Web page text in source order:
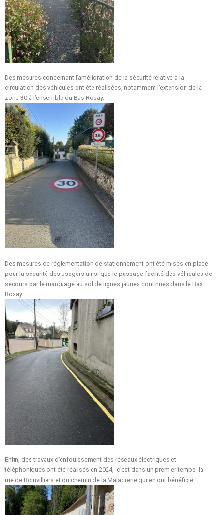
Des mesures concernant l’amélioration de la sécurité relative à la
circulation des véhicules ont été réalisées, notamment l’extension de la
zone 30 à l’ensemble du Bas Rosay.
Des mesures de réglementation de stationnement ont été mises en place
pour la sécurité des usagers ainsi que le passage facilité des véhicules de
secours par le marquage au sol de lignes jaunes continues dans le Bas
Rosay.
Enfin, des travaux d’enfouissement des réseaux électriques et
téléphoniques ont été réalisés en 2024, c’est dans un premier temps la
rue de Boinvilliers et du chemin de la Maladrerie qui en ont bénéficié.